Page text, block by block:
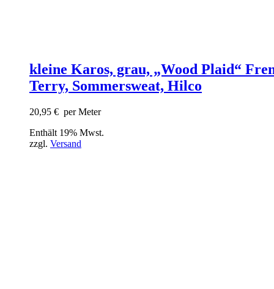
kleine Karos, grau, „Wood Plaid“
Terry, Sommersweat, Hilco
20,95 € per Meter
Enthält 19% Mwst.
zzgl. Versand